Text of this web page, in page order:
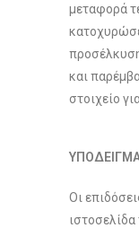
μεταφορά
και
στοιχείο
Οι